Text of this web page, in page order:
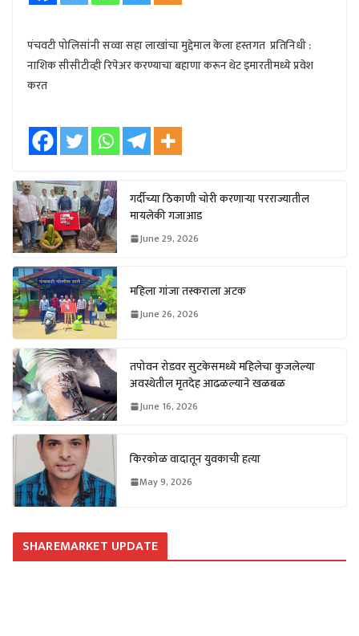
पंचवटी पोलिसांनी सव्वा सहा लाखांचा मुद्देमाल केला हस्तगत प्रतिनिधी :
नाशिक सीसीटीव्ही रिपेअर करण्याचा बहाणा करून थेट इमारतीमध्ये प्रवेश
करत
गर्दीच्या ठिकाणी चोरी करणाऱ्या परराज्यातील
मायलेकी गजाआड
June 29, 2026
महिला गांजा तस्कराला अटक
June 26, 2026
तपोवन रोडवर सुटकेसमध्ये महिलेचा कुजलेल्या
अवस्थेतील मृतदेह आढळल्याने खळबळ
June 16, 2026
किरकोळ वादातून युवकाची हत्या
May 9, 2026
SHAREMARKET UPDATE